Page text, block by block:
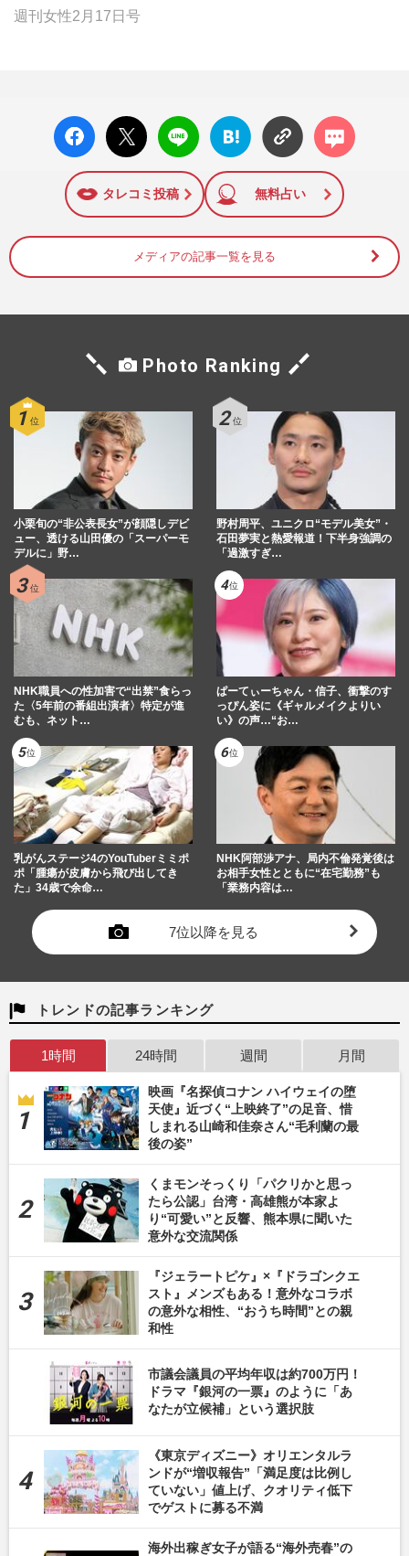
週刊女性2月17日号
facebo
ok い
X ポス
ト
LINE
はてな
ブック
に追加
コメン
ト
タレコミ投稿 無料占い
メディアの記事一覧を見る
Photo Ranking
小栗旬の“非公表長女”が顔隠しデビ
ュー、透ける山田優の「スーパーモ
デルに」野…
野村周平、ユニクロ“モデル美女”・
石田夢実と熱愛報道！下半身強調の
「過激すぎ…
NHK職員への性加害で“出禁”食らっ
た〈5年前の番組出演者〉特定が進
むも、ネット…
ぱーてぃーちゃん・信子、衝撃のす
っぴん姿に《ギャルメイクよりい
い》の声…“お…
乳がんステージ4のYouTuberミミポ
ポ「腫瘍が皮膚から飛び出してき
た」34歳で余命…
NHK阿部渉アナ、局内不倫発覚後は
お相手女性とともに“在宅勤務”も
「業務内容は…
7位以降を見る
トレンドの記事ランキング
1時間 24時間 週間 月間
映画『名探偵コナン ハイウェイの堕
天使』近づく“上映終了”の足音、惜
しまれる山崎和佳奈さん“毛利蘭の最
後の姿”
くまモンそっくり「パクリかと思っ
たら公認」台湾・高雄熊が本家よ
り“可愛い”と反響、熊本県に聞いた
意外な交流関係
『ジェラートピケ』×『ドラゴンクエ
スト』メンズもある！意外なコラボ
の意外な相性、“おうち時間”との親
和性
市議会議員の平均年収は約700万円！
ドラマ『銀河の一票』のように「あ
なたが立候補」という選択肢
《東京ディズニー》オリエンタルラ
ンドが“増収報告”「満足度は比例し
ていない」値上げ、クオリティ低下
でゲストに募る不満
海外出稼ぎ女子が語る“海外売春”の